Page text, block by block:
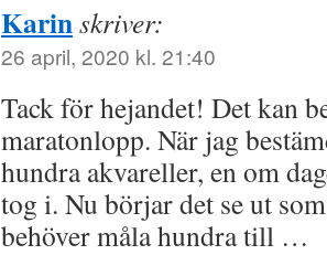
Karinskriver:
26 april, 2020 kl. 21:40
Tack för hejandet! Det kan
maratonlopp. När jag
hundra akvareller, en om
tog i. Nu börjar det se ut
behöver måla hundra till …